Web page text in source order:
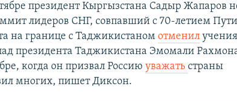
президент Кыргызстана Садыр Жапаров
лидеров СНГ, совпавший с 70-летием
на границе с Таджикистаномотменил
президента Таджикистана Эмомали
когда он призвал Россиюуважатьстраны
многих, пишет Диксон.